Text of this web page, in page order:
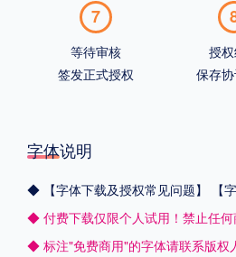
7
等待审核
签发正式授权
授
保存
字体说明
◆ 【字体下载及授权常见问题】
【
◆ 付费下载仅限个人试用！禁止任
◆ 标注"免费商用"的字体请联系版权